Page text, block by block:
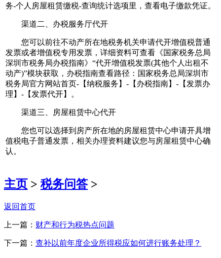
务-个人房屋租赁缴税-查询统计选项里，查看电子缴款凭证。
渠道二、办税服务厅代开
您可以前往不动产所在地税务机关申请代开增值税普通
发票或者增值税专用发票，详细资料可查看《国家税务总局
深圳市税务局办税指南》“代开增值税发票(其他个人出租不
动产)”模块获取，办税指南查看路径：国家税务总局深圳市
税务局官方网站首页-【纳税服务】-【办税指南】-【发票办
理】-【发票代开】。
渠道三、房屋租赁中心代开
您也可以选择到房产所在地的房屋租赁中心申请开具增
值税电子普通发票，相关办理资料建议您与房屋租赁中心确
认。
主页 > 税务问答>
返回首页
上一篇： 财产和行为税热点问题
下一篇： 查补以前年度企业所得税应如何进行账务处理？